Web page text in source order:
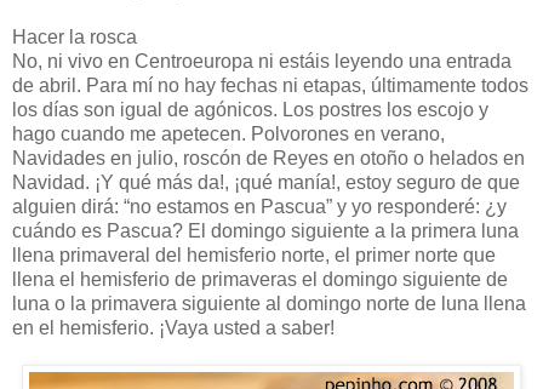
Hacer la rosca
No, ni vivo en Centroeuropa ni estáis leyendo una entrada
de abril. Para mí no hay fechas ni etapas, últimamente todos
los días son igual de agónicos. Los postres los escojo y
hago cuando me apetecen. Polvorones en verano,
Navidades en julio, roscón de Reyes en otoño o helados en
Navidad. ¡Y qué más da!, ¡qué manía!, estoy seguro de que
alguien dirá: “no estamos en Pascua” y yo responderé: ¿y
cuándo es Pascua? El domingo siguiente a la primera luna
llena primaveral del hemisferio norte, el primer norte que
llena el hemisferio de primaveras el domingo siguiente de
luna o la primavera siguiente al domingo norte de luna llena
en el hemisferio. ¡Vaya usted a saber!